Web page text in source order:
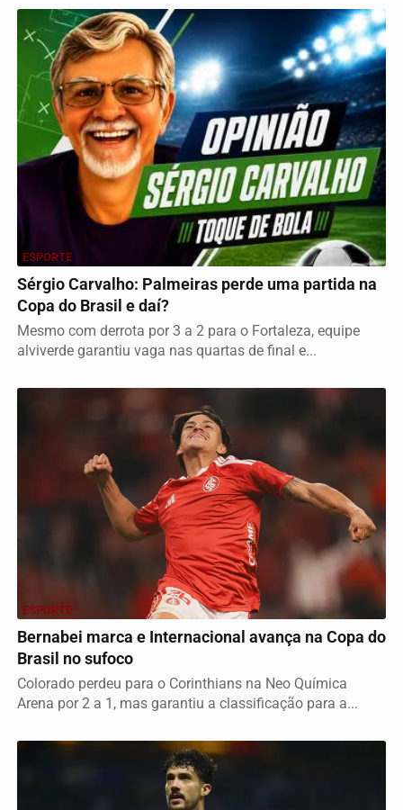
ESPORTE
Sérgio Carvalho: Palmeiras perde uma partida na
Copa do Brasil e daí?
Mesmo com derrota por 3 a 2 para o Fortaleza, equipe
alviverde garantiu vaga nas quartas de final e...
ESPORTE
Bernabei marca e Internacional avança na Copa do
Brasil no sufoco
Colorado perdeu para o Corinthians na Neo Química
Arena por 2 a 1, mas garantiu a classificação para a...